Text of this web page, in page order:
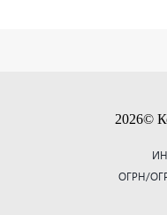
2026©
ОГРН/